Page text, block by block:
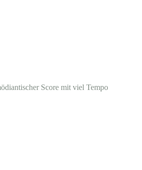
Score mit viel Tempo